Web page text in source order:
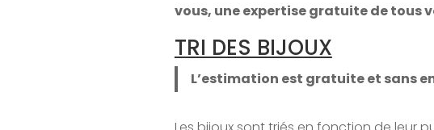
vous, une expertise gratuite de tous
TRI DES BIJOUX
L’estimation est gratuite et sans